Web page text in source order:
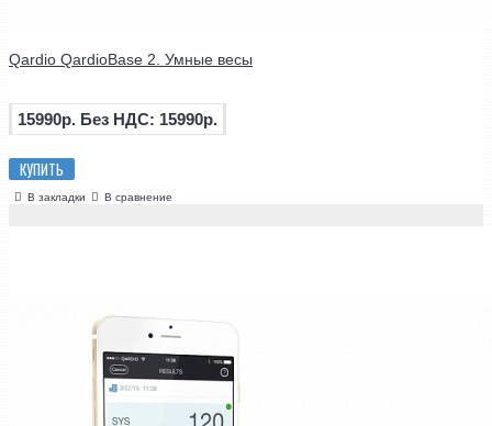
Qardio QardioBase 2. Умные весы
15990р. Без НДС: 15990р.
КУПИТЬ
В закладки В сравнение